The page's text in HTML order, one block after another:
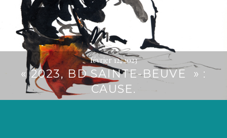
février 12, 2023
« 2023, BD SAINTE-BEUVE » :
CAUSE.